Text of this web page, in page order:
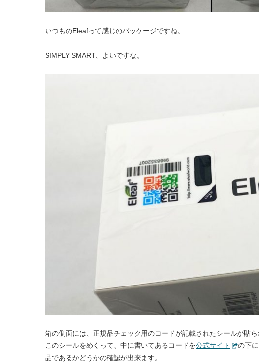
いつものEleafって感じのパッケージですね。
SIMPLY SMART、よいですな。
箱の側面には、正規品チェック用のコードが記載されたシールが貼ら
このシールをめくって、中に書いてあるコードを公式サイト
の下
品であるかどうかの確認が出来ます。